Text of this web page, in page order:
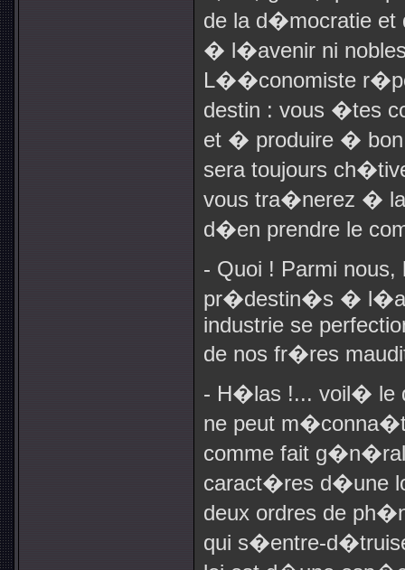
de la d�mocratie
� l�avenir ni
L��conomiste
destin : vous �tes
et � produire � bon
sera toujours
vous tra�nerez � la
d�en prendre le
- Quoi ! Parmi
pr�destin�s �
industrie se
de nos fr�res
- H�las !... voil� le
ne peut
comme fait g�n�ral
caract�res d�une
deux ordres de
qui s�entre-